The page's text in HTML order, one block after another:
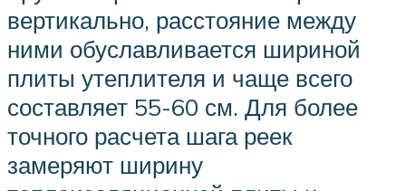
вертикально, расстояние между
ними обуславливается шириной
плиты утеплителя и чаще всего
составляет 55-60 см. Для более
точного расчета шага реек
замеряют ширину